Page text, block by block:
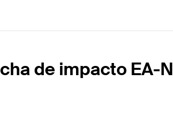
de impacto EA-N